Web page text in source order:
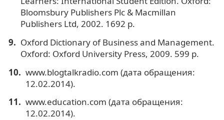
Bloomsbury Publishers Plc & Macmillan
Publishers Ltd, 2002. 1692 p.
Oxford Dictionary of Business and Management.
Oxford: Oxford University Press, 2009. 599 p.
www.blogtalkradio.com (дата обращения:
12.02.2014).
www.education.com (дата обращения:
12.02.2014).